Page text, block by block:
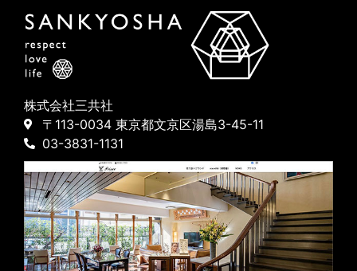
株式会社三共社
〒113-0034 東京都文京区湯島3-45-11
03-3831-1131